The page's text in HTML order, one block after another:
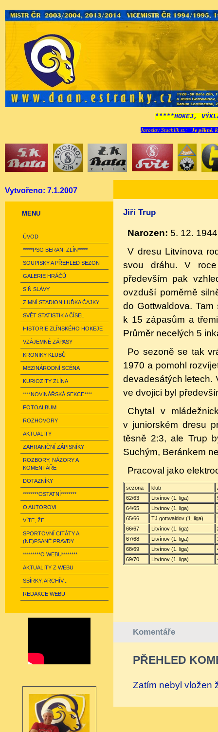
*****HOKEJ,
Jaroslav Stuchlík st.: "Je pěkné,
Vytvořeno: 7.1.2007
MENU
ÚVOD
*****PSG BERANI ZLÍN*****
SOUPISKY A PŘEHLED SEZON
GALERIE HRÁČŮ
SÍŇ SLÁVY
ZIMNÍ STADION LUĎKA ČAJKY
SVĚT STATISTIK A ČÍSEL
HISTORIE ZLÍNSKÉHO HOKEJE
VZÁJEMNÉ ZÁPASY
KRONIKY KLUBŮ
MEZINÁRODNÍ SCÉNA
KURIOZITY ZLÍNA
****NOVINÁŘSKÁ SEKCE****
FOTOALBUM
ROZHOVORY
AKTUALITY
ZAHRANIČNÍ ZÁPISNÍKY
ROZBORY, NÁZORY A
KOMENTÁŘE
DOTAZNÍKY
********OSTATNÍ********
O AUTOROVI
VÍTE, ŽE...
SPORTOVNÍ CITÁTY A
(NE)PSANÉ PRAVDY
*********O WEBU********
AKTUALITY Z WEBU
SBÍRKY, ARCHÍV...
REDAKCE WEBU
Jiří Trup
Narozen: 5. 12.
V dresu Litvínova
svou dráhu. V
především pak
ovzduší poměrně
do Gottwaldova.
k 15 zápasům a
Průměr necelých 5
Po sezoně se tak
1970 a pomohl
devadesátých letech.
ve dvojici byl
Chytal v
v juniorském dresu
těsně 2:3, ale Trup
Suchým, Beránkem
Pracoval jako
sezona klub
62/63
Litvínov (1. liga)
64/65
Litvínov (1. liga)
65/66
TJ gottwaldov (1. liga)
66/67
Litvínov (1. liga)
67/68
Litvínov (1. liga)
68/69
Litvínov (1. liga)
69/70
Litvínov (1. liga)
Komentáře
PŘEHLED
Zatím nebyl vložen